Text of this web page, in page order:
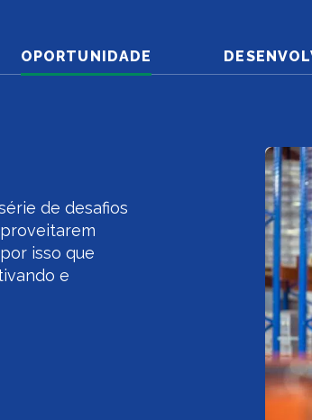
OPORTUNIDADE
de desafios
isso que
e